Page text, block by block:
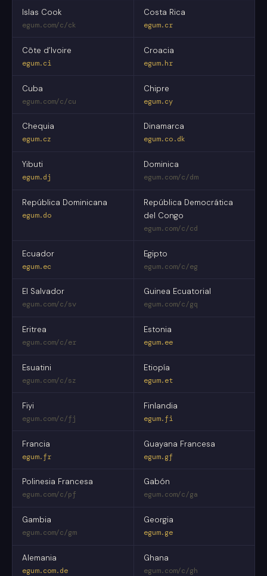
Islas Cook
egum.com/c/ck
Costa Rica
egum.cr
Côte d’Ivoire
egum.ci
Croacia
egum.hr
Cuba
egum.com/c/cu
Chipre
egum.cy
Chequia
egum.cz
Dinamarca
egum.co.dk
Yibuti
egum.dj
Dominica
egum.com/c/dm
República Dominicana
egum.do
República Democrática
del Congo
egum.com/c/cd
Ecuador
egum.ec
Egipto
egum.com/c/eg
El Salvador
egum.com/c/sv
Guinea Ecuatorial
egum.com/c/gq
Eritrea
egum.com/c/er
Estonia
egum.ee
Esuatini
egum.com/c/sz
Etiopía
egum.et
Fiyi
egum.com/c/fj
Finlandia
egum.fi
Francia
egum.fr
Guayana Francesa
egum.gf
Polinesia Francesa
egum.com/c/pf
Gabón
egum.com/c/ga
Gambia
egum.com/c/gm
Georgia
egum.ge
Alemania
egum.com.de
Ghana
egum.com/c/gh